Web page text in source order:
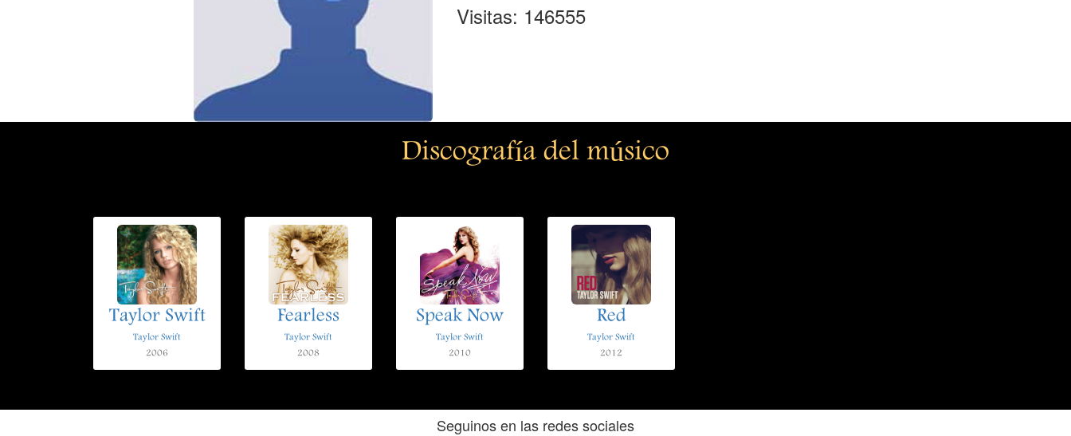
Visitas: 146555
Discografía del músico
Taylor Swift
Taylor Swift
2006
Fearless
Taylor Swift
2008
Speak Now
Taylor Swift
2010
Red
Taylor Swift
2012
Seguinos en las redes sociales